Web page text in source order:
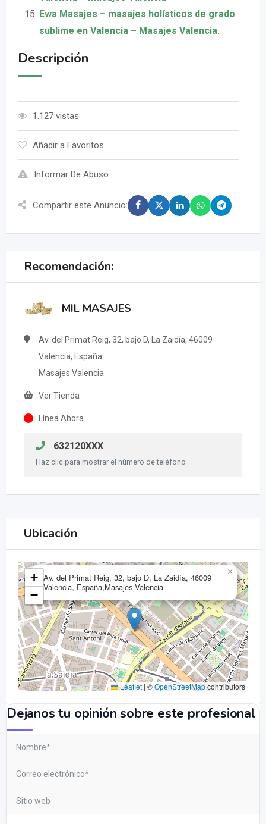
Ewa Masajes – masajes holísticos de grado
sublime en Valencia – Masajes Valencia.
Descripción
1.127 vistas
Añadir a Favoritos
Informar De Abuso
Compartir este Anuncio:
Recomendación:
MIL MASAJES
Av. del Primat Reig, 32, bajo D, La Zaidía, 46009
Valencia, España
Masajes Valencia
Ver Tienda
Línea Ahora
632120XXX
Haz clic para mostrar el número de teléfono
Ubicación
Av. del Primat Reig, 32, bajo D, La Zaidía, 46009
Valencia, España,Masajes Valencia
×
+
−
Leaflet | ©OpenStreetMapcontributors
Dejanos tu opinión sobre este profesional